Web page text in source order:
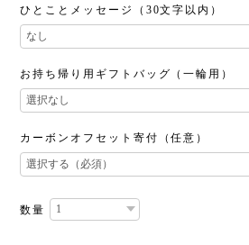
ひとことメッセージ（30文字以内）
お持ち帰り用ギフトバッグ（一輪用）
カーボンオフセット寄付（任意）
数量